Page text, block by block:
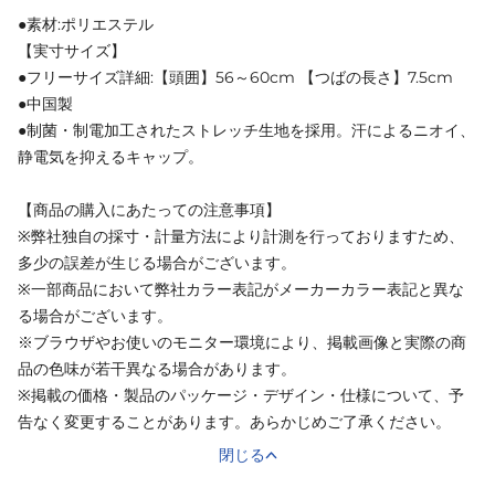
●素材:ポリエステル
【実寸サイズ】
●フリーサイズ詳細:【頭囲】56～60cm 【つばの長さ】7.5cm
●中国製
●制菌・制電加工されたストレッチ生地を採用。汗によるニオイ、
静電気を抑えるキャップ。
【商品の購入にあたっての注意事項】
※弊社独自の採寸・計量方法により計測を行っておりますため、
多少の誤差が生じる場合がございます。
※一部商品において弊社カラー表記がメーカーカラー表記と異な
る場合がございます。
※ブラウザやお使いのモニター環境により、掲載画像と実際の商
品の色味が若干異なる場合があります。
※掲載の価格・製品のパッケージ・デザイン・仕様について、予
告なく変更することがあります。あらかじめご了承ください。
閉じる